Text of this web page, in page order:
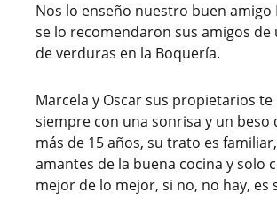
Nos lo enseño nuestro buen amigo
se lo recomendaron sus amigos de
de verduras en la Boquería.
Marcela y Oscar sus propietarios te
siempre con una sonrisa y un beso
más de 15 años, su trato es
amantes de la buena cocina y solo
mejor de lo mejor, si no, no hay, es